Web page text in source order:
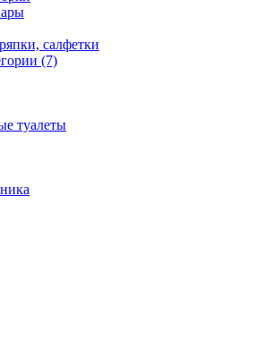
салфетки
(7)
туалеты